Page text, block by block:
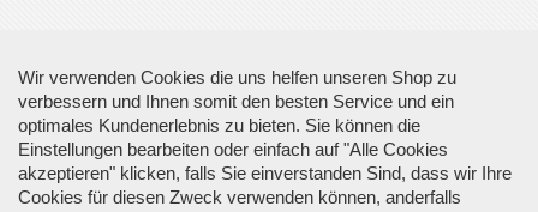
Über Top Sicherheit
Informationen
Kontakt
Wir verwenden Cookies die uns helfen unseren Shop zu
verbessern und Ihnen somit den besten Service und ein
optimales Kundenerlebnis zu bieten. Sie können die
Einstellungen bearbeiten oder einfach auf "Alle Cookies
akzeptieren" klicken, falls Sie einverstanden Sind, dass wir Ihre
Cookies für diesen Zweck verwenden können, anderfalls